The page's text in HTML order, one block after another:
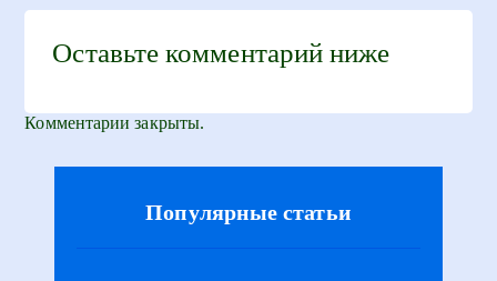
Оставьте комментарий ниже
Комментарии закрыты.
Популярные статьи